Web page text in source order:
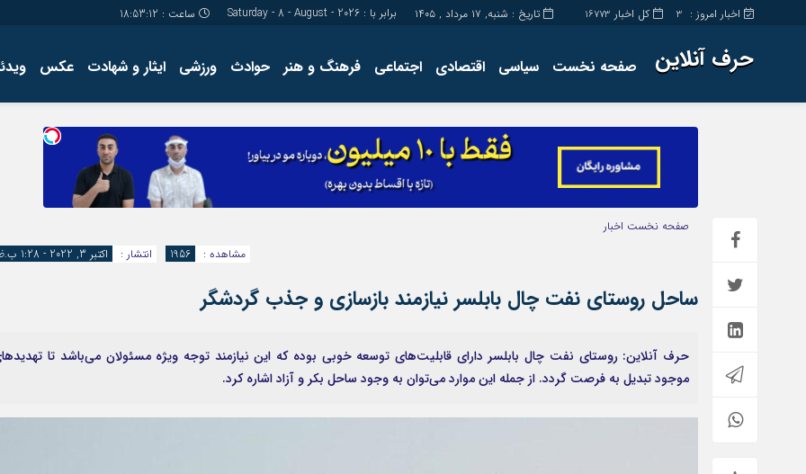
کل اخبار 16773 اخبار امروز : 3 تاریخ : شنبه, ۱۷ مرداد , ۱۴۰۵ برابر با : Saturday - 8 - August - 2026 ساعت : 18:53:13
حرف آنلاین صفحه نخست سیاسی اقتصادی اجتماعی فرهنگ و هنر حوادث ورزشی ایثار و شهادت عکس
کارگاه
تولید
مجله ای
صفحه نخست اخبار
انتشار :
اکتبر 3, 2022 - 1:28 ب.ظ مشاهده : 1956
ساحل روستای نفت ‌چال بابلسر نیازمند بازسازی و جذب گردشگر
حرف آنلاین: روستای نفت ‌چال بابلسر دارای قابلیت‌های توسعه خوبی بوده که این نیازمند توجه ویژه مسئولان می‌باشد تا
موجود تبدیل به فرصت گردد. از جمله این موارد می‌توان به وجود ساحل بکر و آزاد اشاره کرد.